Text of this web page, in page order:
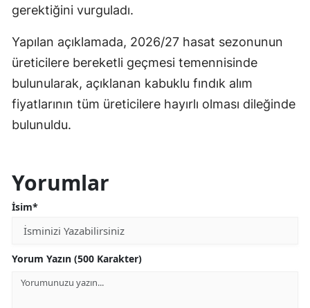
gerektiğini vurguladı.
Yapılan açıklamada, 2026/27 hasat sezonunun
üreticilere bereketli geçmesi temennisinde
bulunularak, açıklanan kabuklu fındık alım
fiyatlarının tüm üreticilere hayırlı olması dileğinde
bulunuldu.
Yorumlar
İsim*
Yorum Yazın (500 Karakter)